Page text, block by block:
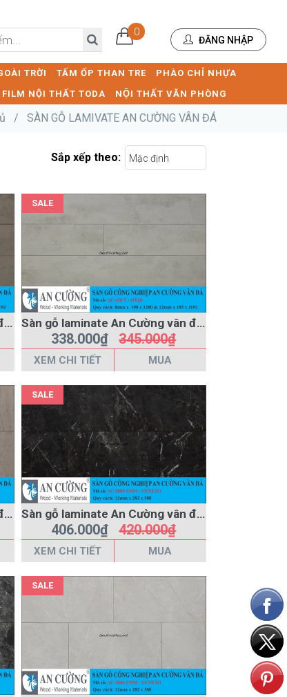
0
ĐĂNG NHẬP
TRỜI TẤM ỐP THAN TRE
PHÀO CHỈ NHỰA
FILM NỘI THẤT TODA NỘI THẤT VĂN PHÒNG
/ SÀN GỖ LAMIVATE AN CƯỜNG VÂN ĐÁ
Sắp xếp theo: Mặc định
Sàn gỗ laminate An Cường vân đá AC-459-T
SALE
Sàn gỗ laminate An Cường vân đá AC-458-T
338.000₫345.000₫
XEM CHI TIẾT MUA
Sàn gỗ laminate An Cường vân đá AC-5008-SMM
SALE
Sàn gỗ laminate An Cường vân đá AC-5009-SMM
406.000₫420.000₫
XEM CHI TIẾT MUA
SALE